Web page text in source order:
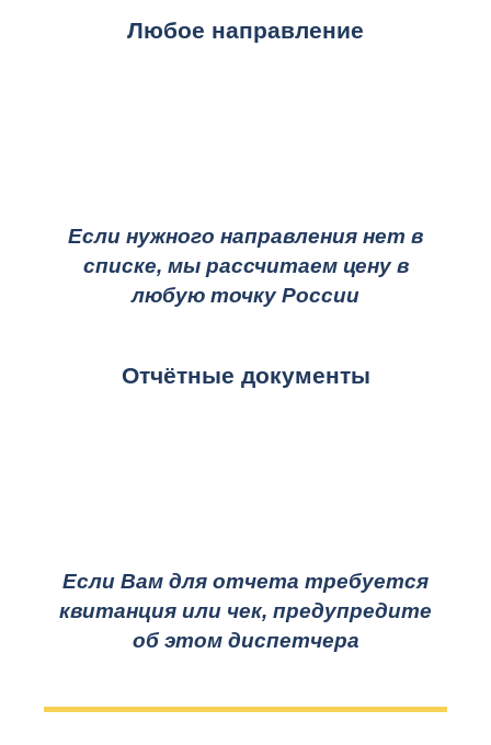
Любое направление
Если нужного направления нет в
списке, мы рассчитаем цену в
любую точку России
Отчётные документы
Если Вам для отчета требуется
квитанция или чек, предупредите
об этом диспетчера